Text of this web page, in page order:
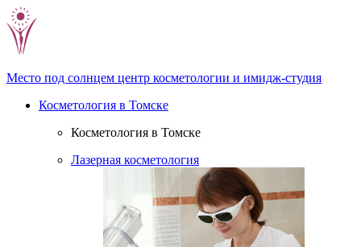
Место под солнцем центр косметологии и имидж-студия
Косметология в Томске
Косметология в Томске
Лазерная косметология